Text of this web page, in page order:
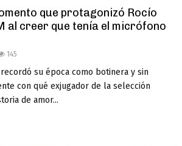
que protagonizó Rocío
al creer que tenía el micrófono
145
su época como botinera y sin
con qué exjugador de la selección
de amor...